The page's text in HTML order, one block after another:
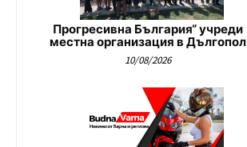
Прогресивна България“ учреди
местна организация в Дългопол
10/08/2026